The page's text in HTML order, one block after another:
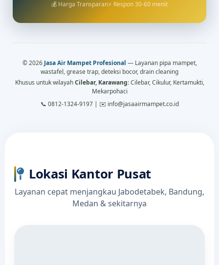
💰 Harga Transparan⚡ Respon 30-60 menit
© 2026 Jasa Air Mampet Profesional — Layanan pipa mampet,
wastafel, grease trap, deteksi bocor, drain cleaning
Khusus untuk wilayahCilebar, Karawang: Cilebar, Cikulur, Kertamukti,
Mekarpohaci
📞 0812-1324-9197 | ✉️ info@jasaairmampet.co.id
Lokasi Kantor Pusat
Layanan cepat menjangkau Jabodetabek, Bandung,
Medan & sekitarnya